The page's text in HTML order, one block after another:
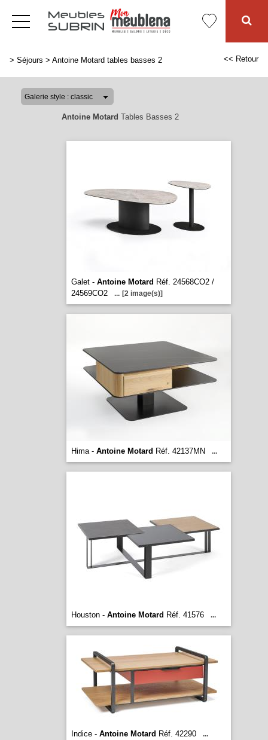
> Séjours > Antoine Motard tables basses 2 << Retour
Antoine Motard Tables Basses 2
Galet - Antoine Motard Réf. 24568CO2 /
24569CO2
... [2 image(s)]
Hima - Antoine Motard Réf. 42137MN ...
Houston - Antoine Motard Réf. 41576 ...
Indice - Antoine Motard Réf. 42290
...